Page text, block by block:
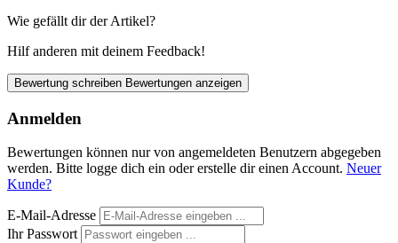
Wie gefällt dir der Artikel?
Hilf anderen mit deinem Feedback!
Bewertung schreiben Bewertungen anzeigen
Anmelden
Bewertungen können nur von angemeldeten Benutzern abgegeben
werden. Bitte logge dich ein oder erstelle dir einen Account. Neuer
Kunde?
E-Mail-Adresse
Ihr Passwort